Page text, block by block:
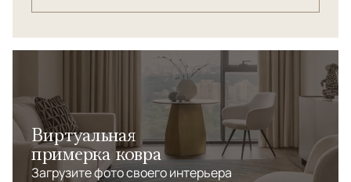
Виртуальная
примерка ковра
Загрузите фото своего интерьера